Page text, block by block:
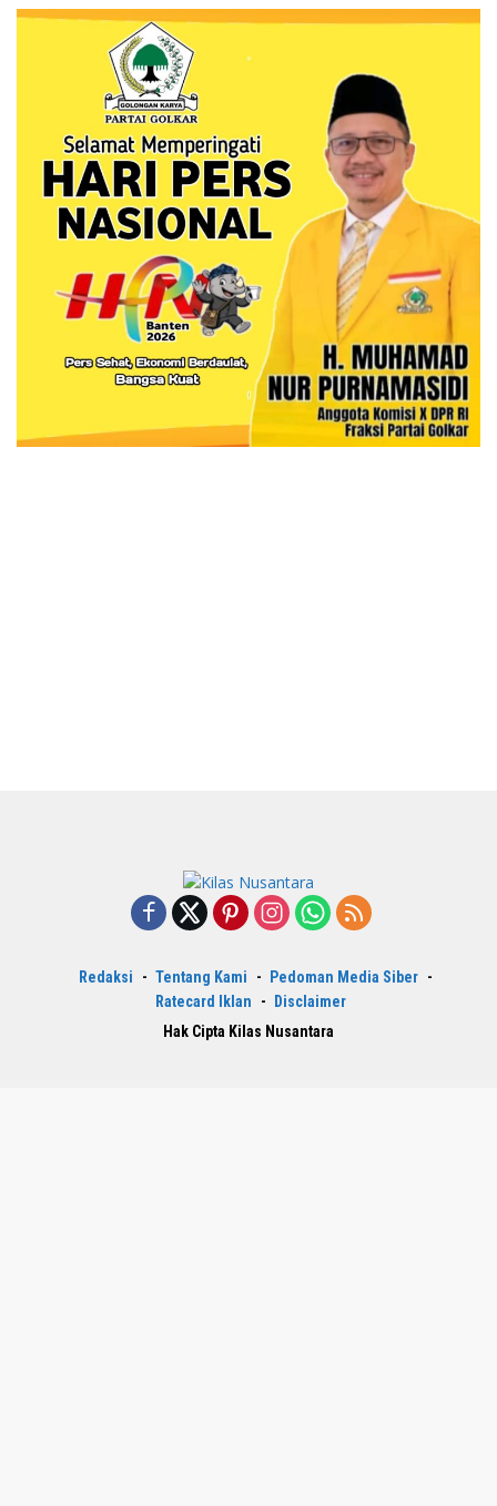
Redaksi Tentang Kami
Pedoman Media Siber
Ratecard Iklan
Disclaimer
Hak Cipta Kilas Nusantara